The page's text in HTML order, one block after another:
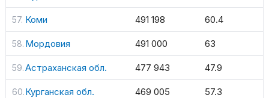
Коми 491 198 60.4
Мордовия 491 000 63
Астраханская обл. 477 943 47.9
Курганская обл. 469 005 57.3